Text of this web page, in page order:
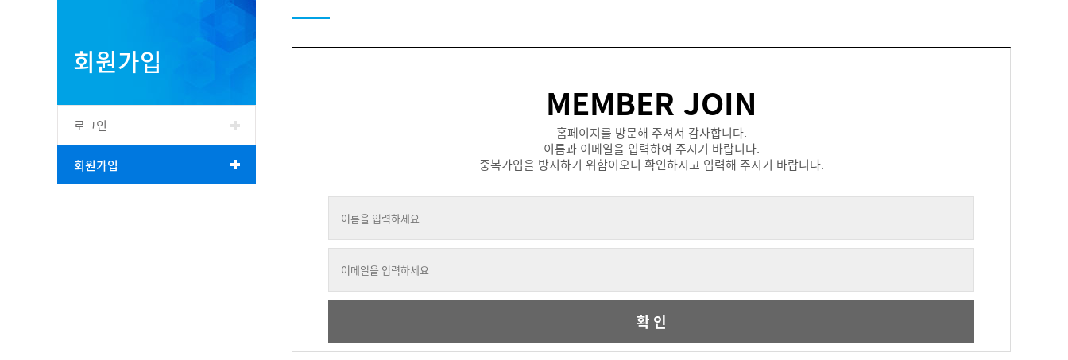
회원가입
로그인
회원가입
MEMBER JOIN
홈페이지를 방문해 주셔서 감사합니다.
이름과 이메일을 입력하여 주시기 바랍니다.
중복가입을 방지하기 위함이오니 확인하시고 입력해 주시기 바랍니다.